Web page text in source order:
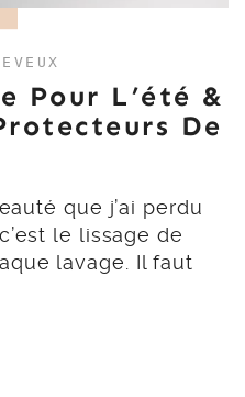
Pour L’été &
De
que j’ai perdu
le lissage de
lavage. Il faut